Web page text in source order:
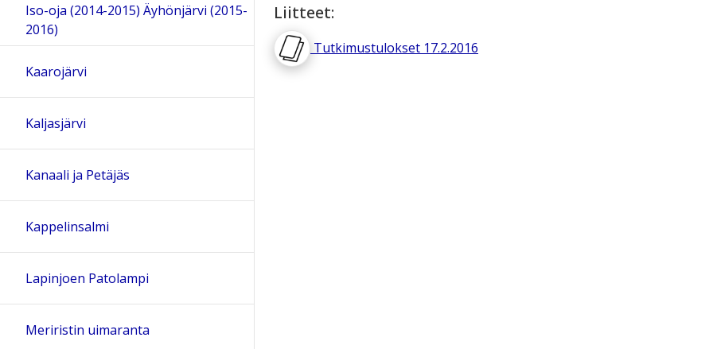
Liitteet:
Tutkimustulokset 17.2.2016
Iso-oja (2014-2015) Äyhönjärvi (2015-
2016)
Kaarojärvi
Kaljasjärvi
Kanaali ja Petäjäs
Kappelinsalmi
Lapinjoen Patolampi
Meriristin uimaranta